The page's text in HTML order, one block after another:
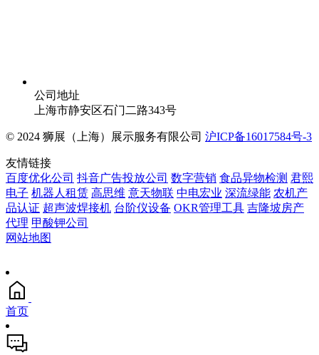
公司地址
上海市静安区石门二路343号
© 2024 狮展（上海）展示服务有限公司 沪ICP备16017584号-3
友情链接
百度优化公司 抖音广告投放公司 数字营销 食品异物检测 君熙
电子 机器人租赁 高思维 意天物联 中电宏业 深流绿能 农机产
品认证 超声波焊接机 台阶仪设备 OKR管理工具 吉隆坡房产
代理 甲酸钾公司
网站地图
首页